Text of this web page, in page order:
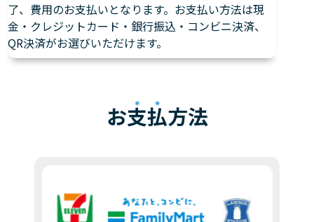
了、費用のお支払いとなります。お支払い方法は現
金・クレジットカード・銀行振込・コンビニ決済、
QR決済がお選びいただけます。
お支払方法